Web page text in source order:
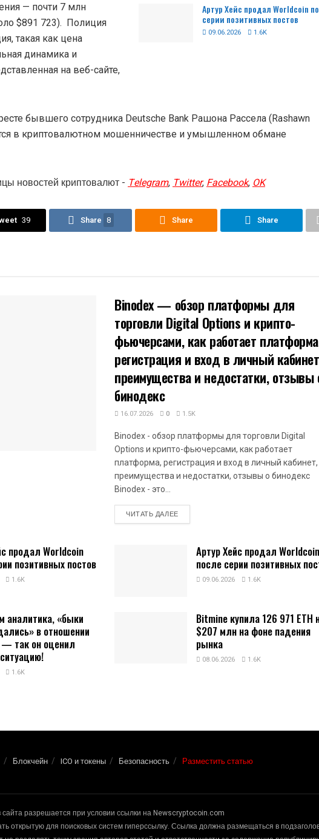
Артур Хейс продал Worldcoin
серии позитивных постов
09.06.2026 1.6K
— почти 7 млн
$891 723). Полиция
такая как цена
динамика и
на веб-сайте,
бывшего сотрудника Deutsche Bank Рашона Рассела (Rashawn
в криптовалютном мошенничестве и умышленном обмане
новостей криптовалют - Telegram, Twitter, Facebook, OK
39 Share 8 Share Share
Binodex — обзор платформы для
торговли Digital Options и крипто-
фьючерсами, как работает
регистрация и вход в личный
преимущества и недостатки, отзывы
бинодекс
16.07.2026 0 1.5K
Binodex - обзор платформы для торговли Digital
Options и крипто-фьючерсами, как работает
платформа, регистрация и вход в личный кабинет,
преимущества и недостатки, отзывы о бинодекс
Binodex - это...
ЧИТАТЬ ДАЛЕЕDETAILS
продал Worldcoin
позитивных постов
1.6K
Артур Хейс продал Worldcoin
после серии позитивных
09.06.2026 1.6K
аналитика, «быки
в отношении
— так он оценил
1.6K
Bitmine купила 126 971 ETH
$207 млн на фоне падения
рынка
08.06.2026 1.6K
Блокчейн ICO и токены Безопасность Разместить статью
разрешается при условии ссылки на Newscryptocoin.com
открытую для поисковых систем гиперссылку. Ссылка должна размещаться в